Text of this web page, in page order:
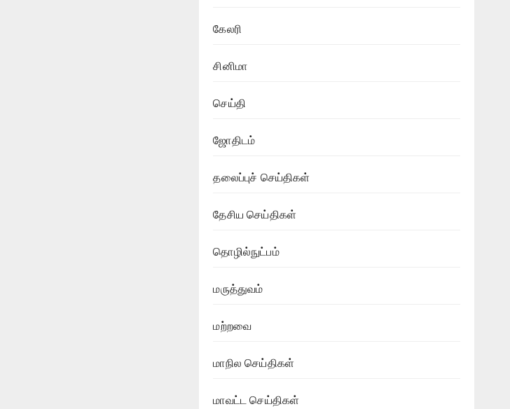
கேலரி
சினிமா
செய்தி
ஜோதிடம்
தலைப்புச் செய்திகள்
தேசிய செய்திகள்
தொழில்நுட்பம்
மருத்துவம்
மற்றவை
மாநில செய்திகள்
மாவட்ட செய்திகள்